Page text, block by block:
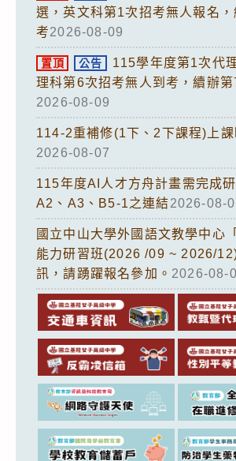
選，英文科第1次招考無人報名
考2026-08-09
置頂 公告
115學年度第1次代
理科第6次招考無人到考，續辦第
2026-08-09
114-2重補修(1下、2下課程)上
2026-08-07
115年度AI人才方舟計畫需完成研
A2、A3、B5-1之連結2026-08-
國立中山大學外國語文教學中心
能力研習班(2026 /09 ~ 2026/
訊，請踴躍報名參加。 2026-08-